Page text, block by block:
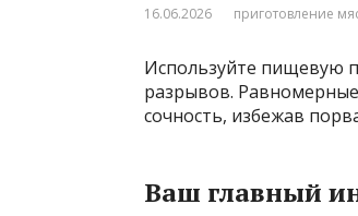
16.06.2026 приготовление
Используйте пищевую
разрывов.
сочность, избежав
Ваш главный